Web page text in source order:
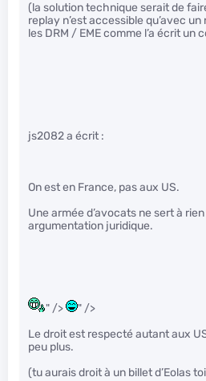
(la solution technique serait de
replay n’est accessible qu’avec
les DRM / EME comme l’a écrit un
js2082 a écrit :
On est en France, pas aux US.
Une armée d’avocats ne sert à
argumentation juridique.
" />
" />
Le droit est respecté autant aux
peu plus.
(tu aurais droit à un billet d’Eolas